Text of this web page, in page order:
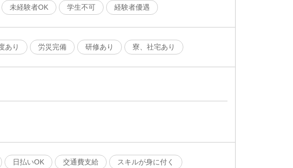
未経験者OK 学生不可 経験者優遇
あり 労災完備 研修あり 寮、社宅あり
日払いOK 交通費支給 スキルが身に付く